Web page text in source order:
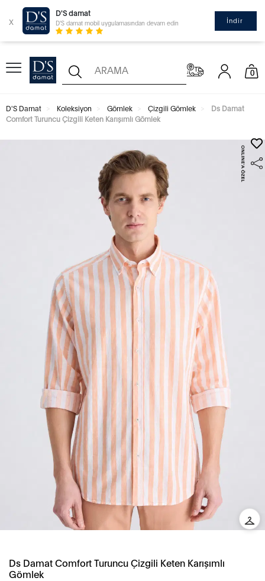
x
D'S damat
D'S damat mobil uygulamasından devam edin İndir
0
D'S Damat Koleksiyon Gömlek Çizgili Gömlek
Ds Damat
Comfort Turuncu Çizgili Keten Karışımlı Gömlek
Ds Damat Comfort Turuncu Çizgili Keten Karışımlı
Gömlek